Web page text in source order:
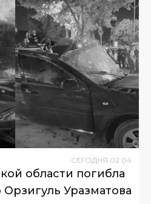
СЕГОДНЯ 02:04
области погибла
Орзигуль Уразматова